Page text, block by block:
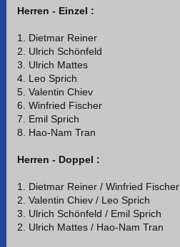
Herren - Einzel :
1. Dietmar Reiner
2. Ulrich Schönfeld
3. Ulrich Mattes
4. Leo Sprich
5. Valentin Chiev
6. Winfried Fischer
7. Emil Sprich
8. Hao-Nam Tran
Herren - Doppel :
1. Dietmar Reiner / Winfried Fischer
2. Valentin Chiev / Leo Sprich
3. Ulrich Schönfeld / Emil Sprich
2. Ulrich Mattes / Hao-Nam Tran